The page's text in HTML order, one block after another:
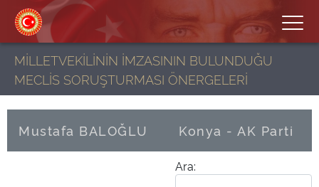
MİLLETVEKİLİNİN İMZASININ BULUNDUĞU
MECLİS SORUŞTURMASI ÖNERGELERİ
Mustafa BALOĞLU Konya - AK Parti
Ara: